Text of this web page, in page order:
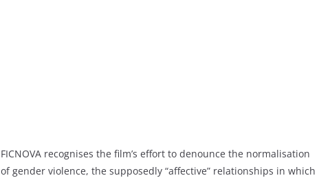
FICNOVA recognises the film’s effort to denounce the normalisation
of gender violence, the supposedly “affective” relationships in which